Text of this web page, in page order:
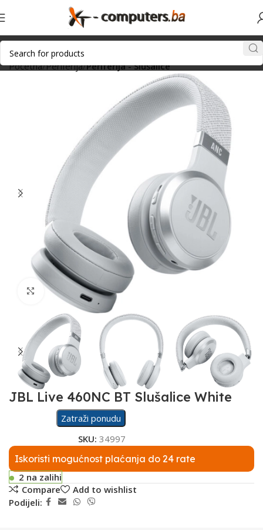
Početna Periferija Periferija - Slušalice
Click to enlarge
JBL Live 460NC BT Slušalice White
Zatraži ponudu
SKU: 34997
Iskoristi mogućnost plaćanja do 24 rate
2 na zalihi
Compare
Add to wishlist
Podijeli: